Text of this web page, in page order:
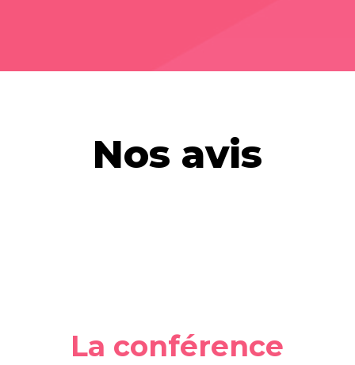
Nos avis
La conférence